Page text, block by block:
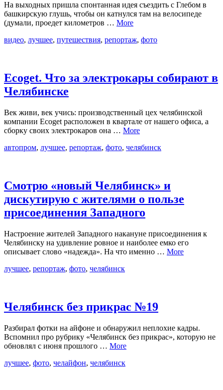
На выходных пришла спонтанная идея съездить с Глебом в
башкирскую глушь, чтобы он катнулся там на велосипеде
(думали, проедет километров … More
видео, лучшее, путешествия, репортаж, фото
Ecoget. Что за электрокары собирают в
Челябинске
Век живи, век учись: производственный цех челябинской
компании Ecoget расположен в квартале от нашего офиса, а
сборку своих электрокаров она … More
автопром, лучшее, репортаж, фото, челябинск
Смотрю «новый Челябинск» и
дискутирую с жителями о пользе
присоединения Западного
Настроение жителей Западного накануне присоединения к
Челябинску на удивление ровное и наиболее емко его
описывает слово «надежда». На что именно … More
лучшее, репортаж, фото, челябинск
Челябинск без прикрас №19
Разбирал фотки на айфоне и обнаружил неплохие кадры.
Вспомнил про рубрику «Челябинск без прикрас», которую не
обновлял с июня прошлого … More
лучшее, фото, челайфон, челябинск